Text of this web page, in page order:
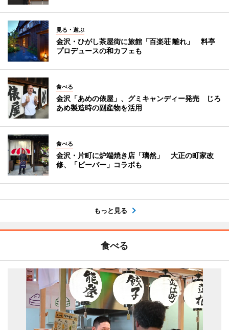
見る・遊ぶ
金沢・ひがし茶屋街に旅館「百楽荘 離れ」 料亭
プロデュースの和カフェも
食べる
金沢「あめの俵屋」、グミキャンディー発売 じろ
あめ製造時の副産物を活用
食べる
金沢・片町に炉端焼き店「璃然」 大正の町家改
修、「ビーバー」コラボも
もっと見る
食べる